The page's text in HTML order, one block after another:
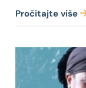
Pročitajte više